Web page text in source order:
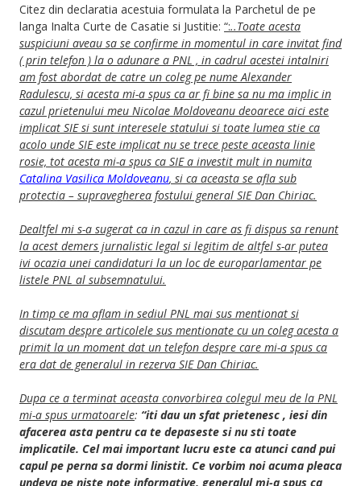
Citez din declaratia acestuia formulata la Parchetul de pe
langa Inalta Curte de Casatie si Justitie: “:..Toate acesta
suspiciuni aveau sa se confirme in momentul in care invitat find
( prin telefon ) la o adunare a PNL , in cadrul acestei intalniri
am fost abordat de catre un coleg pe nume Alexander
Radulescu, si acesta mi-a spus ca ar fi bine sa nu ma implic in
cazul prietenului meu Nicolae Moldoveanu deoarece aici este
implicat SIE si sunt interesele statului si toate lumea stie ca
acolo unde SIE este implicat nu se trece peste aceasta linie
rosie, tot acesta mi-a spus ca SIE a investit mult in numita
Catalina Vasilica Moldoveanu, si ca aceasta se afla sub
protectia – supravegherea fostului general SIE Dan Chiriac.
Dealtfel mi s-a sugerat ca in cazul in care as fi dispus sa renunt
la acest demers jurnalistic legal si legitim de altfel s-ar putea
ivi ocazia unei candidaturi la un loc de europarlamentar pe
listele PNL al subsemnatului.
In timp ce ma aflam in sediul PNL mai sus mentionat si
discutam despre articolele sus mentionate cu un coleg acesta a
primit la un moment dat un telefon despre care mi-a spus ca
era dat de generalul in rezerva SIE Dan Chiriac.
Dupa ce a terminat aceasta convorbirea colegul meu de la PNL
mi-a spus urmatoarele: “iti dau un sfat prietenesc , iesi din
afacerea asta pentru ca te depaseste si nu sti toate
implicatile. Cel mai important lucru este ca atunci cand pui
capul pe perna sa dormi linistit. Ce vorbim noi acuma pleaca
undeva pe niste note informative, generalul mi-a spus ca